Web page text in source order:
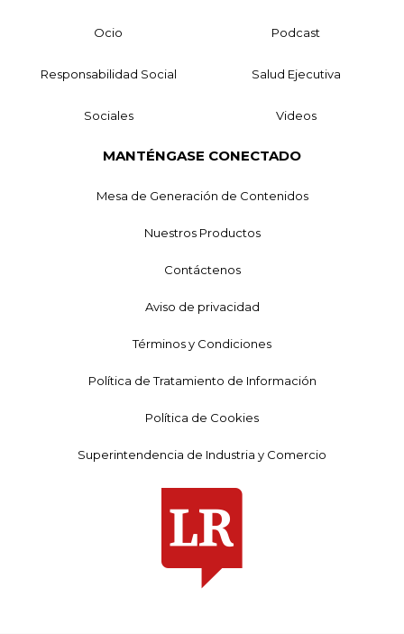
Ocio Podcast
Responsabilidad Social Salud Ejecutiva
Sociales Videos
MANTÉNGASE CONECTADO
Mesa de Generación de Contenidos
Nuestros Productos
Contáctenos
Aviso de privacidad
Términos y Condiciones
Política de Tratamiento de Información
Política de Cookies
Superintendencia de Industria y Comercio